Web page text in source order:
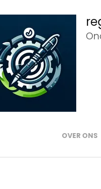
OVER ONS